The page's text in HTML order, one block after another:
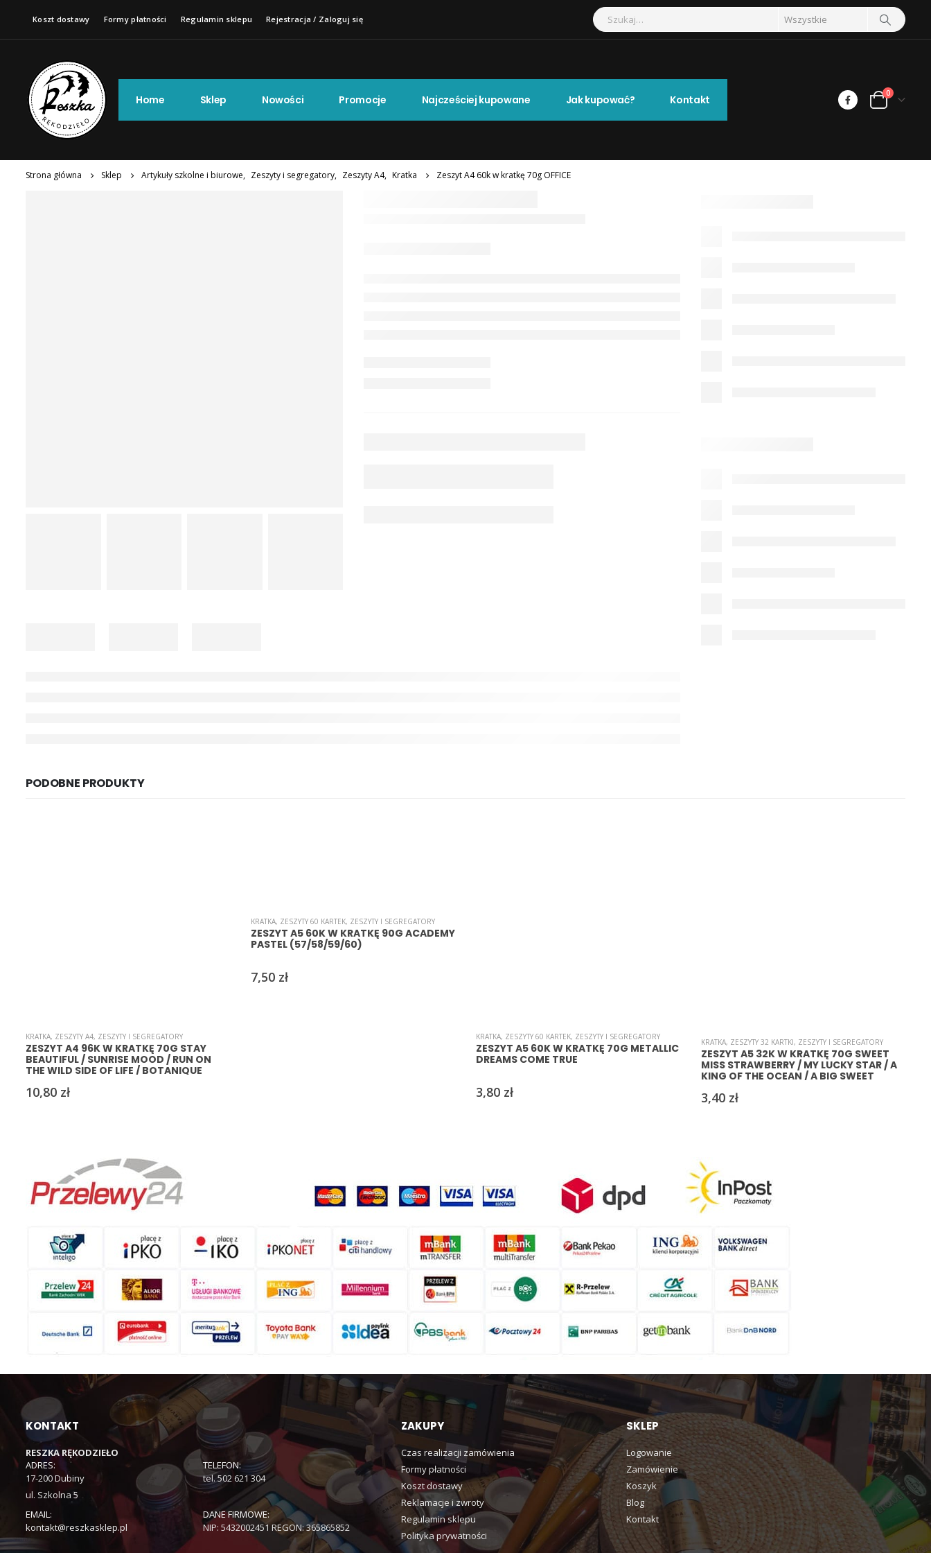
Koszt dostawy Formy płatności Regulamin sklepu Rejestracja / Zaloguj się
Home Sklep Nowości Promocje Najcześciej kupowane Jak kupować? Kontakt 0
Strona główna Sklep Artykuły szkolne i biurowe, Zeszyty i segregatory, Zeszyty A4, Kratka Zeszyt A4 60k w kratkę 70g OFFICE
PODOBNE PRODUKTY
KRATKA, ZESZYTY A4, ZESZYTY I SEGREGATORY
ZESZYT A4 96K W KRATKĘ 70G STAY
BEAUTIFUL / SUNRISE MOOD / RUN ON
THE WILD SIDE OF LIFE / BOTANIQUE
10,80 zł
KRATKA, ZESZYTY 60 KARTEK, ZESZYTY I SEGREGATORY
ZESZYT A5 60K W KRATKĘ 90G ACADEMY
PASTEL (57/58/59/60)
7,50 zł
KRATKA, ZESZYTY 60 KARTEK, ZESZYTY I SEGREGATORY
ZESZYT A5 60K W KRATKĘ 70G METALLIC
DREAMS COME TRUE
3,80 zł
KRATKA, ZESZYTY 32 KARTKI, ZESZYTY I SEGREGATORY
ZESZYT A5 32K W KRATKĘ 70G SWEET
MISS STRAWBERRY / MY LUCKY STAR / A
KING OF THE OCEAN / A BIG SWEET
3,40 zł
KONTAKT
RESZKA RĘKODZIEŁO
ADRES:
17-200 Dubiny
ul. Szkolna 5
TELEFON:
tel. 502 621 304
EMAIL:
kontakt@reszkasklep.pl
DANE FIRMOWE:
NIP: 5432002451 REGON: 365865852
ZAKUPY
Czas realizacji zamówienia
Formy płatności
Koszt dostawy
Reklamacje i zwroty
Regulamin sklepu
Polityka prywatności
SKLEP
Logowanie
Zamówienie
Koszyk
Blog
Kontakt